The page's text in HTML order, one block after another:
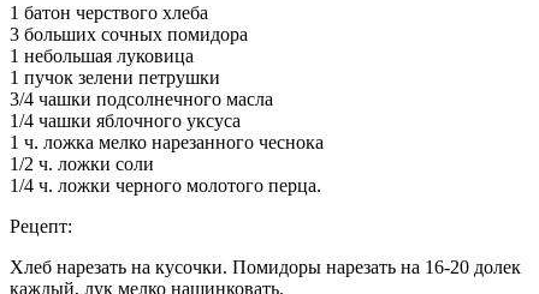
1 батон черствого хлеба
3 больших сочных помидора
1 небольшая луковица
1 пучок зелени петрушки
3/4 чашки подсолнечного масла
1/4 чашки яблочного уксуса
1 ч. ложка мелко нарезанного чеснока
1/2 ч. ложки соли
1/4 ч. ложки черного молотого перца.
Рецепт:
Хлеб нарезать на кусочки. Помидоры нарезать на 16-20 долек
каждый, лук мелко нашинковать.